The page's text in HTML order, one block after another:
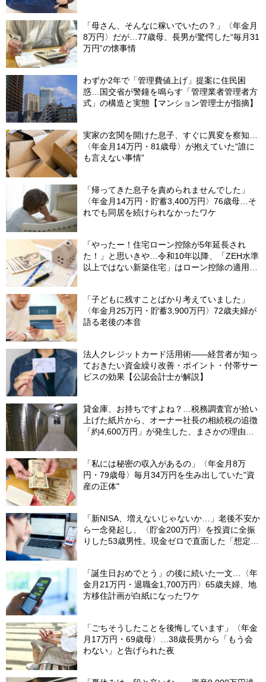
「母さん、そんなに稼いでいたの？」〈年金月
8万円〉だが…77歳母、長男が驚愕した“毎月31
万円”の懐事情
わずか2年で「管理費値上げ」提案に住民困
惑…国交省が警鐘を鳴らす「管理業者管理者方
式」の構造と実態【マンション管理士が指摘】
実家の玄関を開けた息子、すぐに異変を察知…
〈年金月14万円・81歳母〉が抱えていた“誰に
も言えない事情”
「帰ってきた息子を責められませんでした」
〈年金月14万円・貯蓄3,400万円〉76歳母…そ
れでも同居を続けられなかったワケ
「やったー！住宅ローン控除が5年延長され
た！」と思いきや…令和10年以降、「ZEH水準
以上ではない新築住宅」はローン控除の適用外
「子どもに残すことばかり考えていました」
〈年金月25万円・貯蓄3,900万円〉72歳夫婦が
語る老後の本音
法人クレジットカード活用術――経営者が知っ
ておきたい資金繰り改善・ポイント・付帯サー
ビスの効果【公認会計士が解説】
貸金庫、お持ちですよね？…税務調査官が拾い
上げた紙片から、オーナー社長の相続税の追徴
「約4,600万円」が発生した、まさかの理由
「私には秘密の収入があるの」〈年金月8万
円・79歳母〉毎月34万円を生み出していた"資
産の正体"
「新NISA、増えないじゃないか…」老後不安か
ら一念発起し、〈貯金200万円〉を投資に全振
りした53歳男性。現金ゼロで直面した「想定外
「誕生日おめでとう」の後に続いた一文…〈年
金月21万円・退職金1,700万円〉65歳夫婦、地
方移住計画が白紙になったワケ
「ごちそうしたことを後悔しています」〈年金
月17万円・69歳母〉…38歳長男から「もう会
わない」と告げられた夜